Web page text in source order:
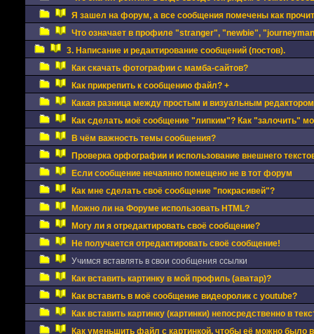
Я зашел на форум, а все сообщения помечены как
Что означает в профиле "stranger", "newbie",
3. Написание и редактирование сообщений (постов).
Как скачать фотографии с мамба-сайтов?
Как прикрепить к сообщению файл? +
Какая разница между простым и визуальным
Как сделать моё сообщение "липким"? Как "залочить"
В чём важность темы сообщения?
Проверка орфографии и использование внешнего
Если сообщение нечаянно помещено не в тот форум
Как мне сделать своё сообщение "покрасивей"?
Можно ли на Форуме использовать HTML?
Могу ли я отредактировать своё сообщение?
Не получается отредактировать своё сообщение!
Учимся вставлять в свои сообщения ссылки
Как вставить картинку в мой профиль (аватар)?
Как вставить в моё сообщение видеоролик с youtube?
Как вставить картинку (картинки) непосредственно в
Как уменьшить файл с картинкой, чтобы её можно было